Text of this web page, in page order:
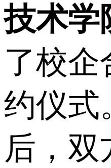
技术学
了校企
约仪式
后，双